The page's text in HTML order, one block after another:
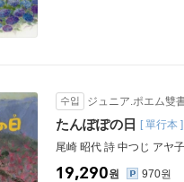
수입 ジュニア.ポエム雙
たんぽぽの日 [單行本 ]
尾崎 昭代 詩 中つじ アヤ
19,290원 970원